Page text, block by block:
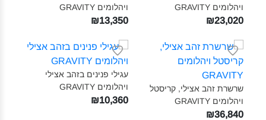
ויהלומים GRAVITY‎
₪23,020
ויהלומים GRAVITY‎
₪13,350
שרשרת זהב אצילי, קריסטל
ויהלומים GRAVITY‎
₪36,840
עגילי פנינים בזהב אצילי
ויהלומים GRAVITY‎
₪10,360